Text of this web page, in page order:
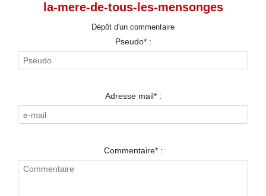
CINEMA
SPORTS
RESTAURANTS
NUIT
la-mere-de-tous-les-mensonges
Dépôt d'un commentaire
Pseudo* :
Adresse mail* :
Commentaire* :